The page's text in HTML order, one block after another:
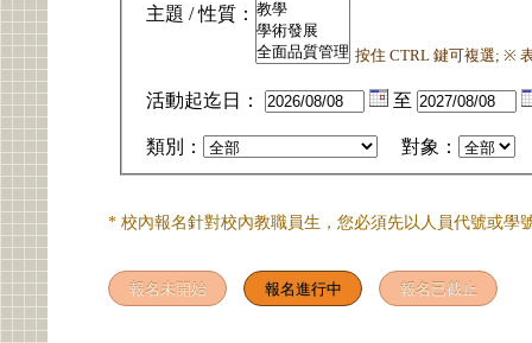
主題 / 性質：
按住 CTRL 鍵可複選; ※
活動起迄日： 至
類別： 對象：
* 校內報名針對校內教職員生，您必須先以人員代號或學